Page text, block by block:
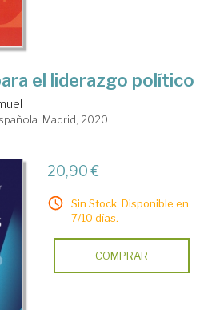
el liderazgo político
Madrid, 2020
20,90 €
Sin Stock. Disponible en
7/10 días.
COMPRAR